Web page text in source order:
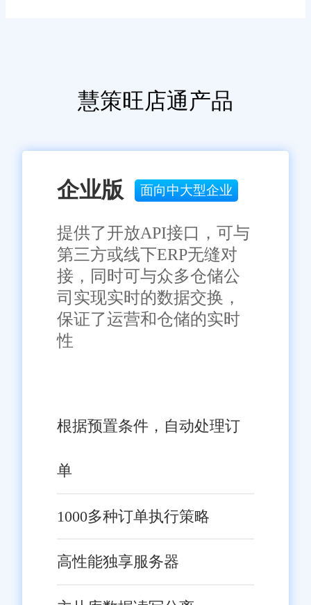
锡生鲜配送企业提供了强有力的
支持。通过持续优化和升级，该
随着技术的不断进步和应用的深
入，相信会有更多像旺店通这样
的优秀软件涌现出来，推动中国
中小企业的发展迈向新的台阶。
免责声明：本网站尽可能确保发布信息的准确性与可靠性，但不能
保证其完全无误，请您在阅读本网站内容时自行判断真实性，本网
站对于您因信赖该信息引起的损失概不负责。本网站发布的部分内
容，包括但不限于文字、图片、标识、广告、商标、域名等，除特
别标明外，均来源于网络，知识产权归原作者或原出处所有。任何
单位或个人认为本网站中的网页或链接内容可能存在不实内容或涉
嫌侵犯知识产权时，请及时与我们联系，并提供身份证明、权属证
明及详细不实或侵权情况证明，我们将尽快处理。
慧策旺店通产品
企业版 面向中大型企业
提供了开放API接口，可与
第三方或线下ERP无缝对
接，同时可与众多仓储公
司实现实时的数据交换，
保证了运营和仓储的实时
性
根据预置条件，自动处理订
单
1000多种订单执行策略
高性能独享服务器